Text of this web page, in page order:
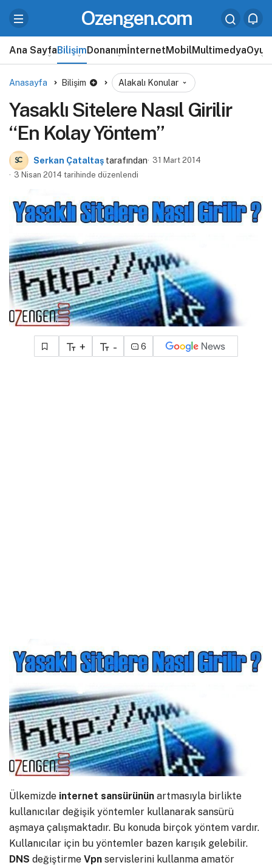
Ozengen.com
Ana SayfaBilişimDonanımİnternetMobilMultimedyaOyun
Anasayfa Bilişim Alakalı Konular
Yasaklı Sitelere Nasıl Girilir
“En Kolay Yöntem”
Serkan Çataltaş tarafından
31 Mart 2014
3 Nisan 2014 tarihinde düzenlendi
+ - 6
Ülkemizde internet sansürünün artmasıyla birlikte
kullanıcılar değişik yöntemler kullanarak sansürü
aşmaya çalışmaktadır. Bu konuda birçok yöntem vardır.
Kullanıcılar için bu yöntemler bazen karışık gelebilir.
DNS değiştirme Vpn servislerini kullanma amatör